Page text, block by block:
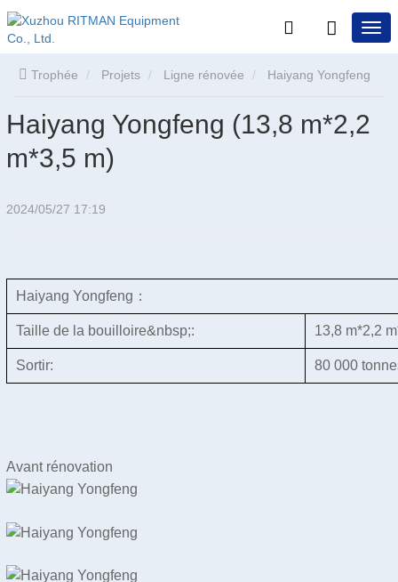
Trophée Projets Ligne rénovée
(13,8 m * 2,2 m * 3,5 m)
Haiyang Yongfeng (13,8 m*2,2
m*3,5 m)
2024/05/27 17:19
Haiyang Yongfeng：
Taille de la bouilloire&nbsp;: 13,8 m*2,2
Sortir: 80 000
Avant rénovation